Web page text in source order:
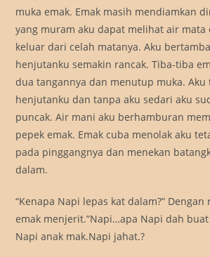
muka emak. Emak masih mendiamkan
yang muram aku dapat melihat air mata
keluar dari celah matanya. Aku
henjutanku semakin rancak. Tiba-tiba
dua tangannya dan menutup muka. Aku
henjutanku dan tanpa aku sedari aku
puncak. Air mani aku berhamburan
pepek emak. Emak cuba menolak aku
pada pinggangnya dan menekan
dalam.
“Kenapa Napi lepas kat dalam?”
emak menjerit.”Napi…apa Napi dah
Napi anak mak.Napi jahat.?